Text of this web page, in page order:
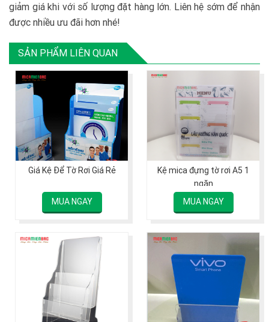
giảm giá khi với số lượng đặt hàng lớn. Liên hệ sớm để nhận
được nhiều ưu đãi hơn nhé!
SẢN PHẨM LIÊN QUAN
Giá Kệ Để Tờ Rơi Giá Rẻ
MUA NGAY
Kệ mica đựng tờ rơi A5 1
ngăn
MUA NGAY